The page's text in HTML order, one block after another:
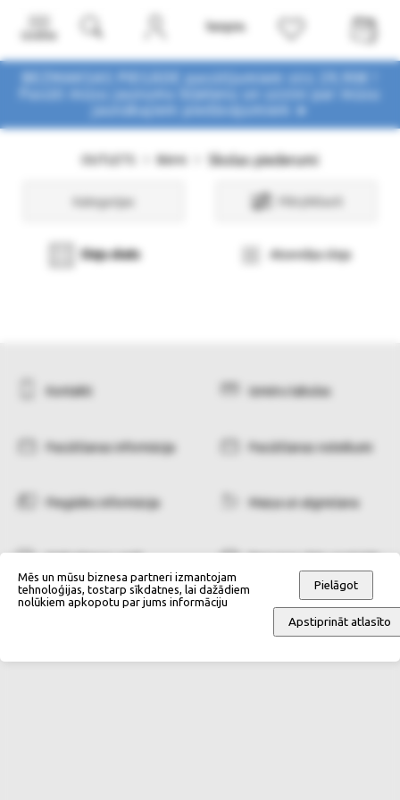
BEZMAKSAS PIEGĀDE pasūtījumiem virs 29,90€ !
Pasūti mūsu jaunumu biļetenu un uzzini par mūsu
Bērni Skolas piederumi
Kategorijas Filtri/Atlasīt
Sleju skats Atsevišķa sleja
Kontakti Izmēru tabulas
Pasūtīšanas informācija Pasūtīšanas noteikumi
Piegādes informācija Maiņa un atgriešana
Mēs un mūsu biznesa partneri izmantojam
tehnoloģijas, tostarp sīkdatnes, lai dažādiem
nolūkiem apkopotu par jums informāciju
Pielāgot
Apstiprināt atlasīto